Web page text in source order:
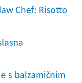
Chef: Risotto
s balzamičnim